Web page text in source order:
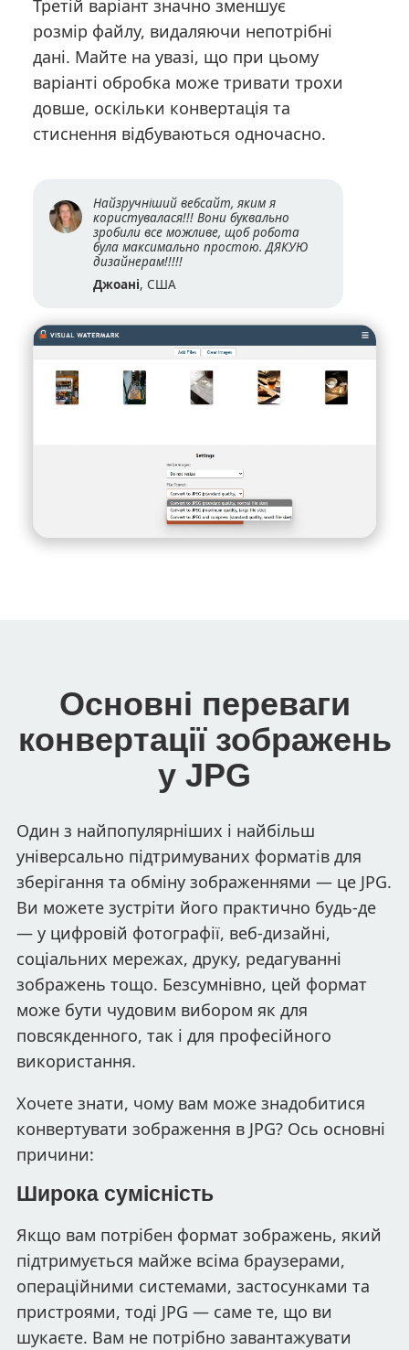
Третій варіант значно зменшує
розмір файлу, видаляючи непотрібні
дані. Майте на увазі, що при цьому
варіанті обробка може тривати трохи
довше, оскільки конвертація та
стиснення відбуваються одночасно.
Найзручніший вебсайт, яким я
користувалася!!! Вони буквально
зробили все можливе, щоб робота
була максимально простою. ДЯКУЮ
дизайнерам!!!!!
Джоані, США
Основні переваги
конвертації зображень
у JPG
Один з найпопулярніших і найбільш
універсально підтримуваних форматів для
зберігання та обміну зображеннями — це JPG.
Ви можете зустріти його практично будь-де
— у цифровій фотографії, веб-дизайні,
соціальних мережах, друку, редагуванні
зображень тощо. Безсумнівно, цей формат
може бути чудовим вибором як для
повсякденного, так і для професійного
використання.
Хочете знати, чому вам може знадобитися
конвертувати зображення в JPG? Ось основні
причини:
Широка сумісність
Якщо вам потрібен формат зображень, який
підтримується майже всіма браузерами,
операційними системами, застосунками та
пристроями, тоді JPG — саме те, що ви
шукаєте. Вам не потрібно завантажувати